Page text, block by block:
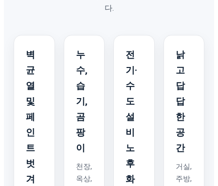
다.
벽
균
열
및
페
인
트
벗
겨
누
수,
습
기,
곰
팡
이
천장,
옥상,
전
기·
수
도
설
비
노
후
화
낡
고
답
답
한
공
간
거실,
주방,